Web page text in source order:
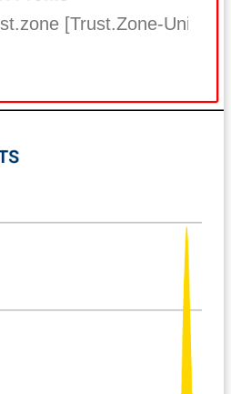
[Trust.Zone-United-